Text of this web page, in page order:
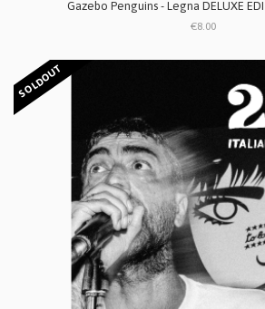
Gazebo Penguins - Legna DELUXE
€8.00
SOLDOUT